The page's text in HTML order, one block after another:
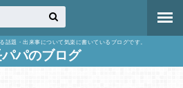
話題・出来事について気楽に書いているブログです。
パのブログ